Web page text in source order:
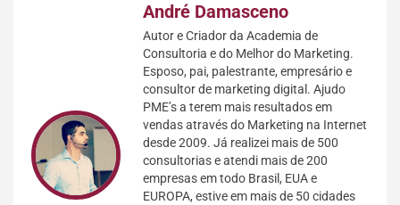
André Damasceno
Autor e Criador da Academia de
Consultoria e do Melhor do Marketing.
Esposo, pai, palestrante, empresário e
consultor de marketing digital. Ajudo
PME’s a terem mais resultados em
vendas através do Marketing na Internet
desde 2009. Já realizei mais de 500
consultorias e atendi mais de 200
empresas em todo Brasil, EUA e
EUROPA, estive em mais de 50 cidades